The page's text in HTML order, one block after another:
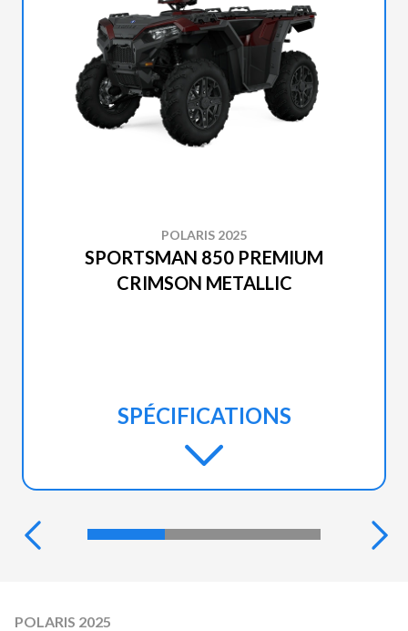
POLARIS 2025
SPORTSMAN 850 PREMIUM
CRIMSON METALLIC
SPÉCIFICATIONS
POLARIS 2025